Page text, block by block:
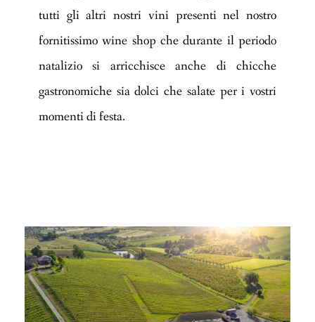
tutti gli altri nostri vini presenti nel nostro
fornitissimo wine shop che durante il periodo
natalizio si arricchisce anche di chicche
gastronomiche sia dolci che salate per i vostri
momenti di festa.